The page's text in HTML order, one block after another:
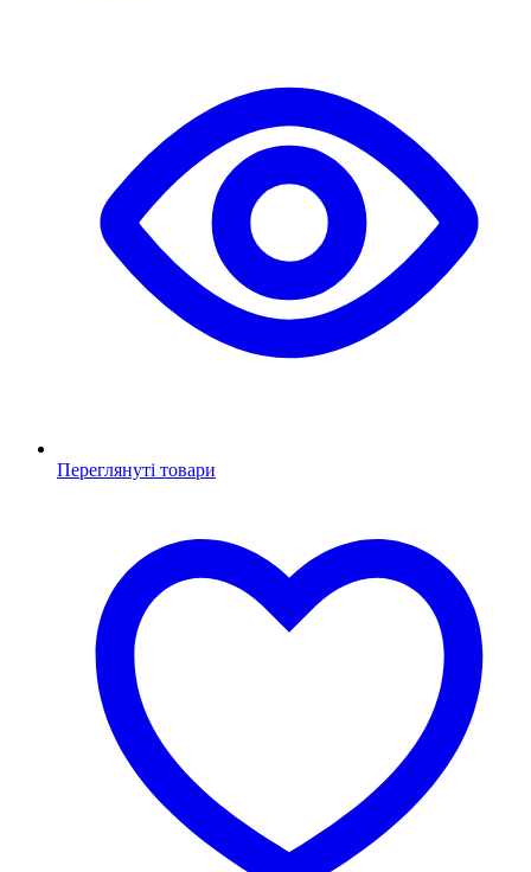
Переглянуті товари